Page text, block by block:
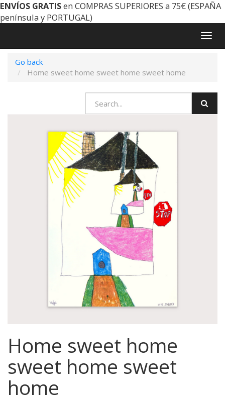
ENVÍOS GRATISen COMPRAS SUPERIORES a 75€ (ESPAÑA
península y PORTUGAL)
Go back
Home sweet home sweet home sweet home
Home sweet home
sweet home sweet
home